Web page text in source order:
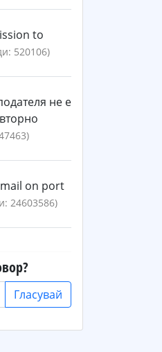
to
520106)
не е
on port
24603586)
Гласувай